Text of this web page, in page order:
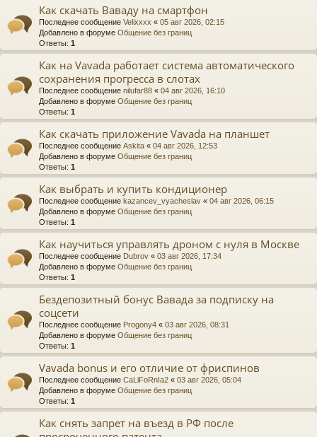
Как скачать Ваваду на смартфон
Последнее сообщение Velixxxx « 05 авг 2026, 02:15
Добавлено в форуме Общение без границ
Ответы: 1
Как на Vavada работает система автоматического
сохранения прогресса в слотах
Последнее сообщение nilufar88 « 04 авг 2026, 16:10
Добавлено в форуме Общение без границ
Ответы: 1
Как скачать приложение Vavada на планшет
Последнее сообщение Askita « 04 авг 2026, 12:53
Добавлено в форуме Общение без границ
Ответы: 1
Как выбрать и купить кондиционер
Последнее сообщение kazancev_vyacheslav « 04 авг 2026, 06:15
Добавлено в форуме Общение без границ
Ответы: 1
Как научиться управлять дроном с нуля в Москве
Последнее сообщение Dubrov « 03 авг 2026, 17:34
Добавлено в форуме Общение без границ
Ответы: 1
Бездепозитный бонус Вавада за подписку на
соцсети
Последнее сообщение Progony4 « 03 авг 2026, 08:31
Добавлено в форуме Общение без границ
Ответы: 1
Vavada bonus и его отличие от фриспинов
Последнее сообщение CaLiFoRnIa2 « 03 авг 2026, 05:04
Добавлено в форуме Общение без границ
Ответы: 1
Как снять запрет на въезд в РФ после